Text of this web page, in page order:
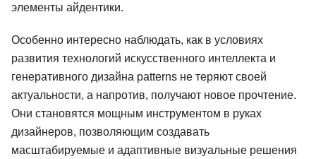
элементы айдентики.
Особенно интересно наблюдать, как в условиях
развития технологий искусственного интеллекта и
генеративного дизайна patterns не теряют своей
актуальности, а напротив, получают новое прочтение.
Они становятся мощным инструментом в руках
дизайнеров, позволяющим создавать
масштабируемые и адаптивные визуальные решения